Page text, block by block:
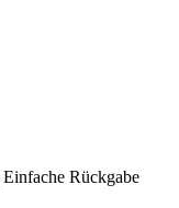
Einfache Rückgabe